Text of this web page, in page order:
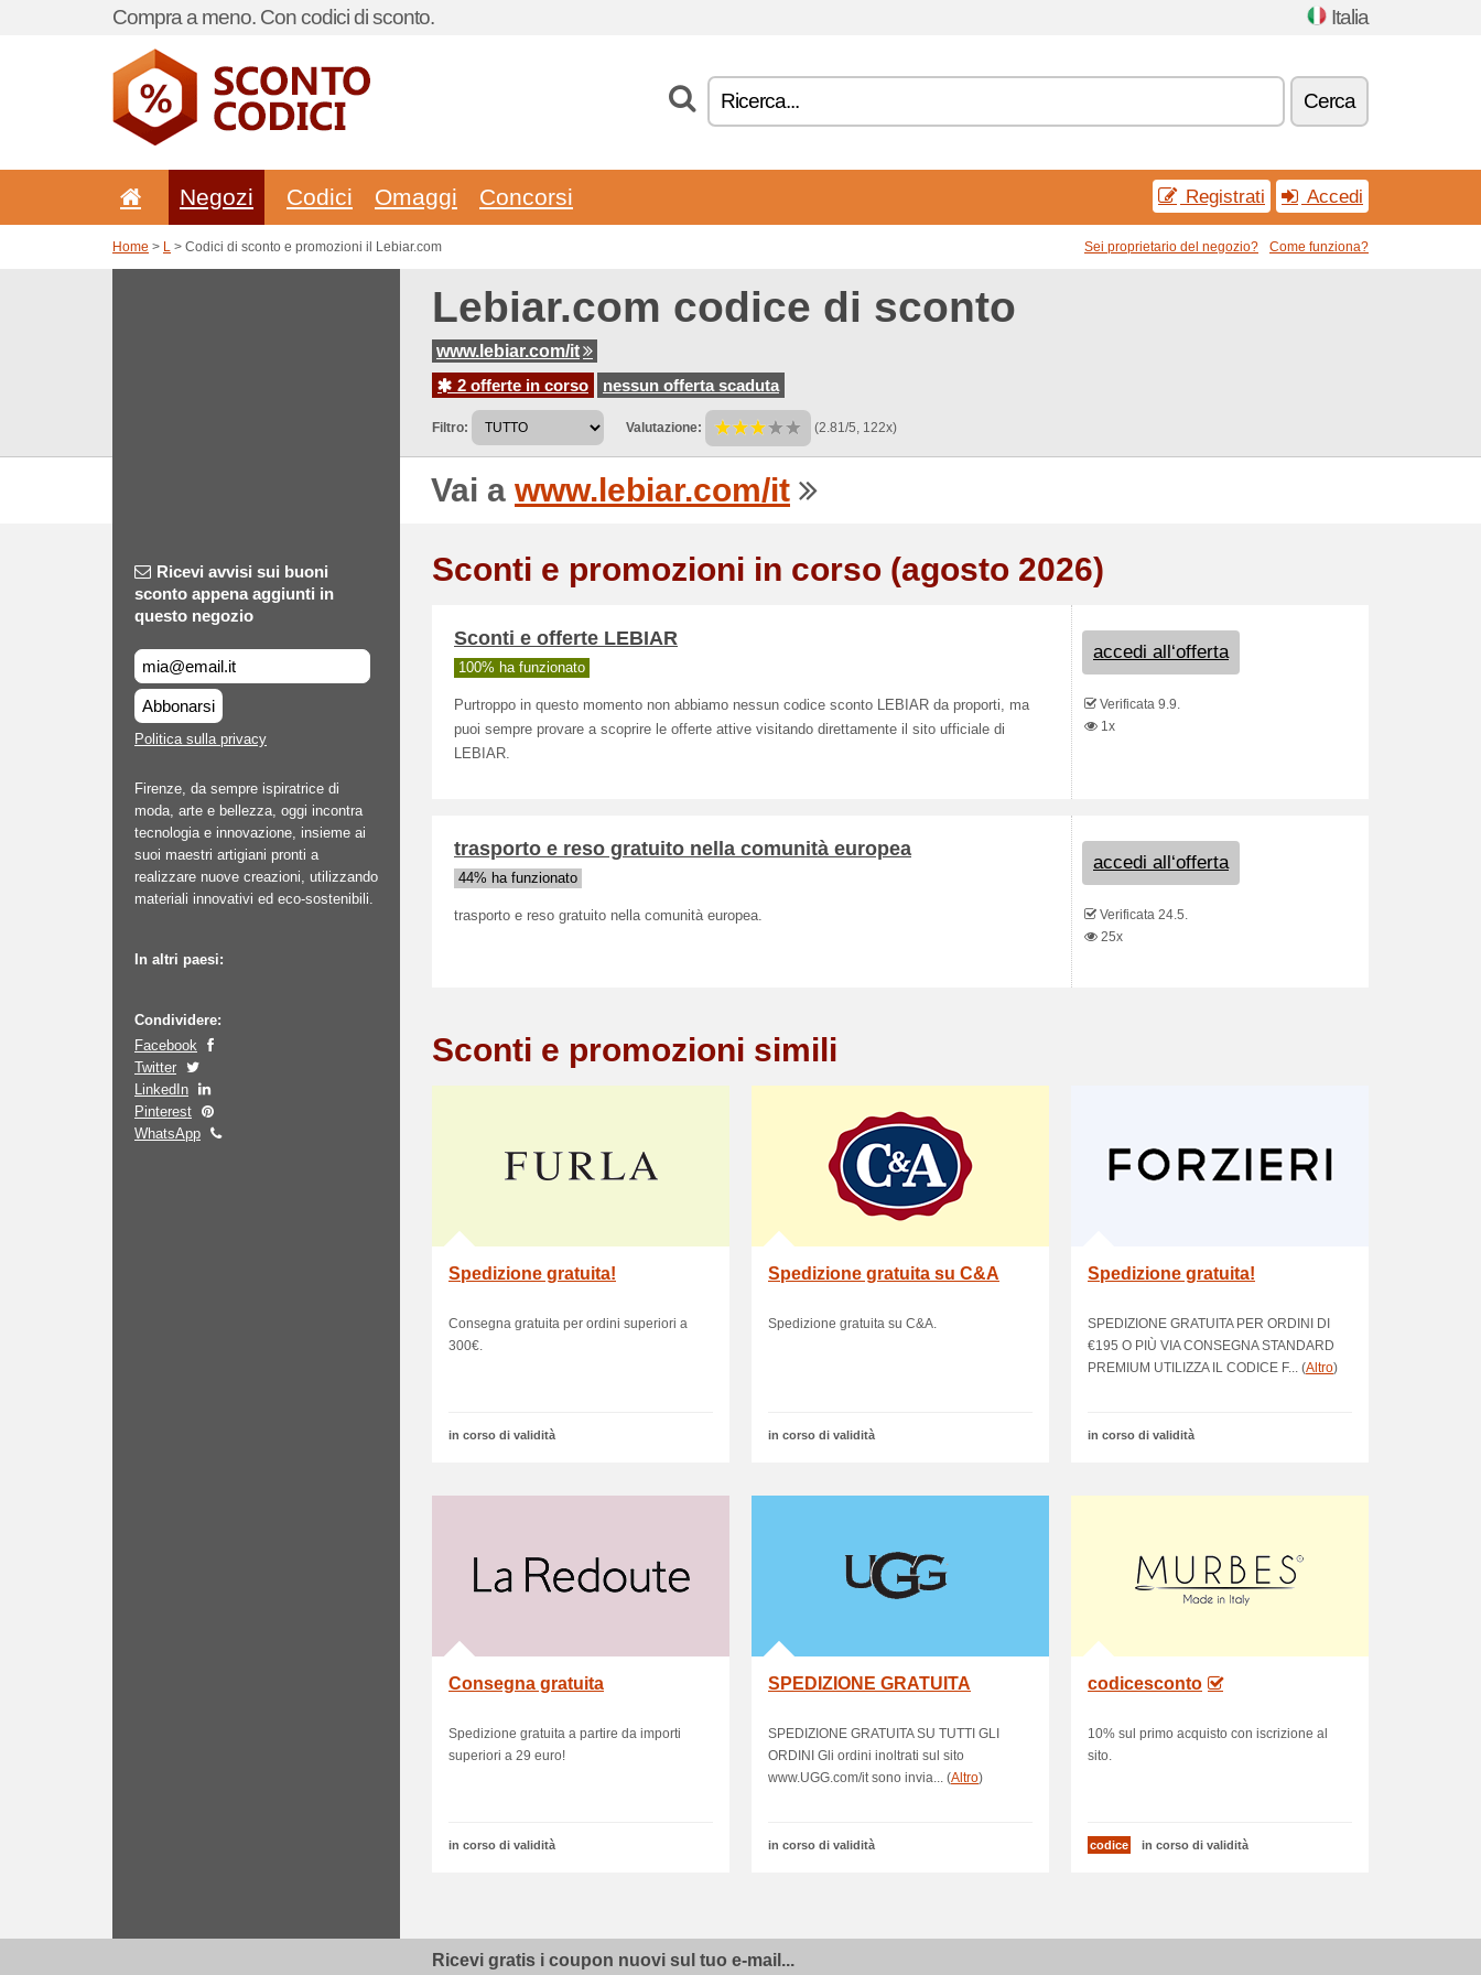
Compra a meno. Con codici di sconto. Italia
Cerca
Negozi Codici Omaggi Concorsi Registrati Accedi
Home > L > Codici di sconto e promozioni il Lebiar.com Sei proprietario del negozio? Come funziona?
Lebiar.com codice di sconto
www.lebiar.com/it
2 offerte in corso
nessun offerta scaduta
Filtro: Valutazione: (2.81/5, 122x)
Vai a www.lebiar.com/it
Ricevi avvisi sui buoni
sconto appena aggiunti in
questo negozio
Abbonarsi
Politica sulla privacy
Firenze, da sempre ispiratrice di
moda, arte e bellezza, oggi incontra
tecnologia e innovazione, insieme ai
suoi maestri artigiani pronti a
realizzare nuove creazioni, utilizzando
materiali innovativi ed eco-sostenibili.
In altri paesi:
Condividere:
Facebook
Twitter
LinkedIn
Pinterest
WhatsApp
Sconti e promozioni in corso (agosto 2026)
Sconti e offerte LEBIAR
100% ha funzionato
Purtroppo in questo momento non abbiamo nessun codice sconto LEBIAR da proporti, ma
puoi sempre provare a scoprire le offerte attive visitando direttamente il sito ufficiale di
LEBIAR.
accedi all‘offerta
Verificata 9.9.
1x
trasporto e reso gratuito nella comunità europea
44% ha funzionato
trasporto e reso gratuito nella comunità europea.
accedi all‘offerta
Verificata 24.5.
25x
Sconti e promozioni simili
Spedizione gratuita!
Consegna gratuita per ordini superiori a
300€.
in corso di validità
Spedizione gratuita su C&A
Spedizione gratuita su C&A.
in corso di validità
Spedizione gratuita!
SPEDIZIONE GRATUITA PER ORDINI DI
€195 O PIÙ VIA CONSEGNA STANDARD
PREMIUM UTILIZZA IL CODICE F... (Altro)
in corso di validità
Consegna gratuita
Spedizione gratuita a partire da importi
superiori a 29 euro!
in corso di validità
SPEDIZIONE GRATUITA
SPEDIZIONE GRATUITA SU TUTTI GLI
ORDINI Gli ordini inoltrati sul sito
www.UGG.com/it sono invia... (Altro)
in corso di validità
codicesconto
10% sul primo acquisto con iscrizione al
sito.
codice in corso di validità
Ricevi gratis i coupon nuovi sul tuo e-mail...